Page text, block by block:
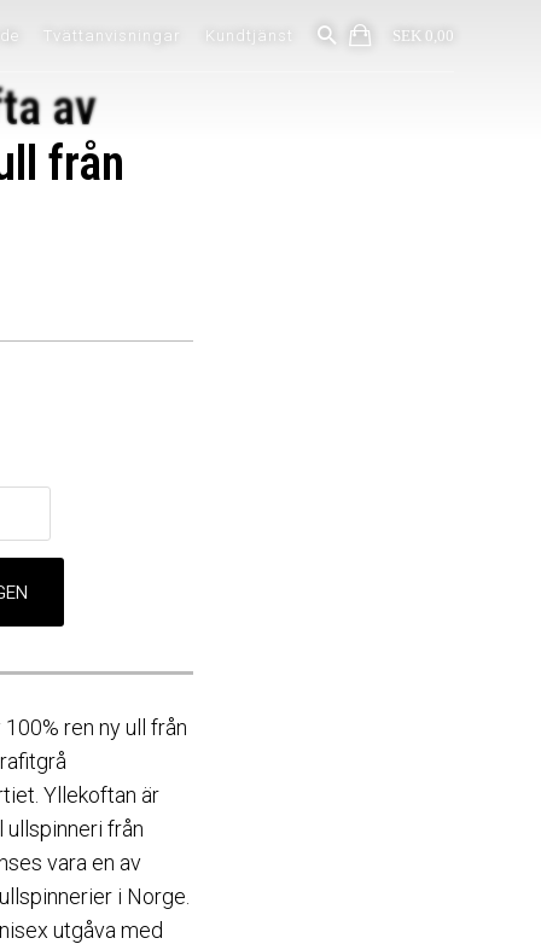
SEK 0,00
Tvättanvisningar Kundtjänst
av
från
ren ny ull från
Yllekoftan är
ullspinneri från
vara en av
i Norge.
utgåva med